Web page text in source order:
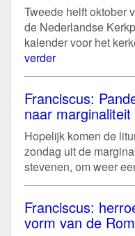
Tweede helft oktober
de Nederlandse
kalender voor het
verder
Franciscus:
naar marginaliteit
Hopelijk komen de
zondag uit de
stevenen, om weer
Franciscus:
vorm van de